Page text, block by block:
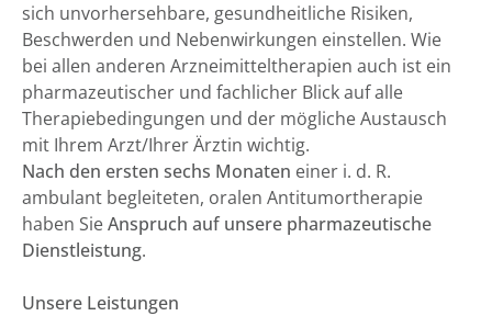
sich unvorhersehbare, gesundheitliche Risiken,
Beschwerden und Nebenwirkungen einstellen. Wie
bei allen anderen Arzneimitteltherapien auch ist ein
pharmazeutischer und fachlicher Blick auf alle
Therapiebedingungen und der mögliche Austausch
mit Ihrem Arzt/Ihrer Ärztin wichtig.
Nach den ersten sechs Monaten einer i. d. R.
ambulant begleiteten, oralen Antitumortherapie
haben SieAnspruch auf unsere pharmazeutische
Dienstleistung.
Unsere Leistungen